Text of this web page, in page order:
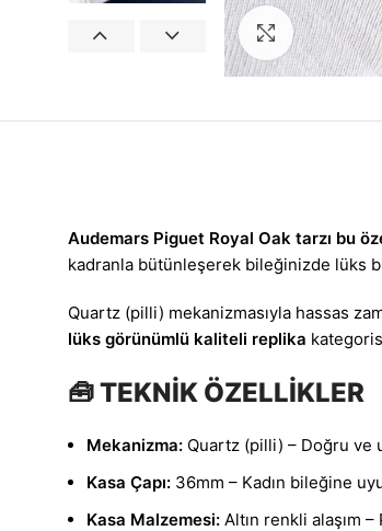
Görseli
Audemars Piguet Royal Oak tarzı bu
kadranla bütünleşerek bileğinizde lüks
Quartz (pilli) mekanizmasıyla hassas
lüks görünümlü kaliteli replika
🧰 TEKNİK ÖZELLİKLER
Mekanizma: Quartz (pilli) – Doğru ve
Kasa Çapı: 36mm – Kadın bileğine
Kasa Malzemesi: Altın renkli alaşım